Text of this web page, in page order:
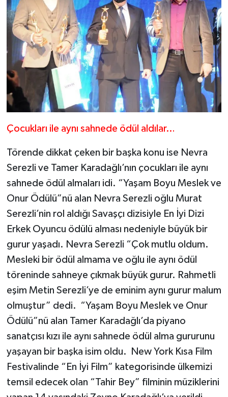
Çocukları ile aynı sahnede ödül aldılar…
Törende dikkat çeken bir başka konu ise Nevra
Serezli ve Tamer Karadağlı’nın çocukları ile aynı
sahnede ödül almaları idi. “Yaşam Boyu Meslek ve
Onur Ödülü”nü alan Nevra Serezli oğlu Murat
Serezli’nin rol aldığı Savaşçı dizisiyle En İyi Dizi
Erkek Oyuncu ödülü alması nedeniyle büyük bir
gurur yaşadı. Nevra Serezli “Çok mutlu oldum.
Mesleki bir ödül almama ve oğlu ile aynı ödül
töreninde sahneye çıkmak büyük gurur. Rahmetli
eşim Metin Serezli’ye de eminim aynı gurur malum
olmuştur” dedi. “Yaşam Boyu Meslek ve Onur
Ödülü”nü alan Tamer Karadağlı’da piyano
sanatçısı kızı ile aynı sahnede ödül alma gururunu
yaşayan bir başka isim oldu. New York Kısa Film
Festivalinde “En İyi Film” kategorisinde ülkemizi
temsil edecek olan “Tahir Bey” filminin müziklerini